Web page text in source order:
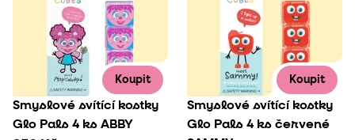
Koupit
Smyslové svítící kostky
Glo Pals 4 ks ABBY
Koupit
Smyslové svítící kostky
Glo Pals 4 ks červené